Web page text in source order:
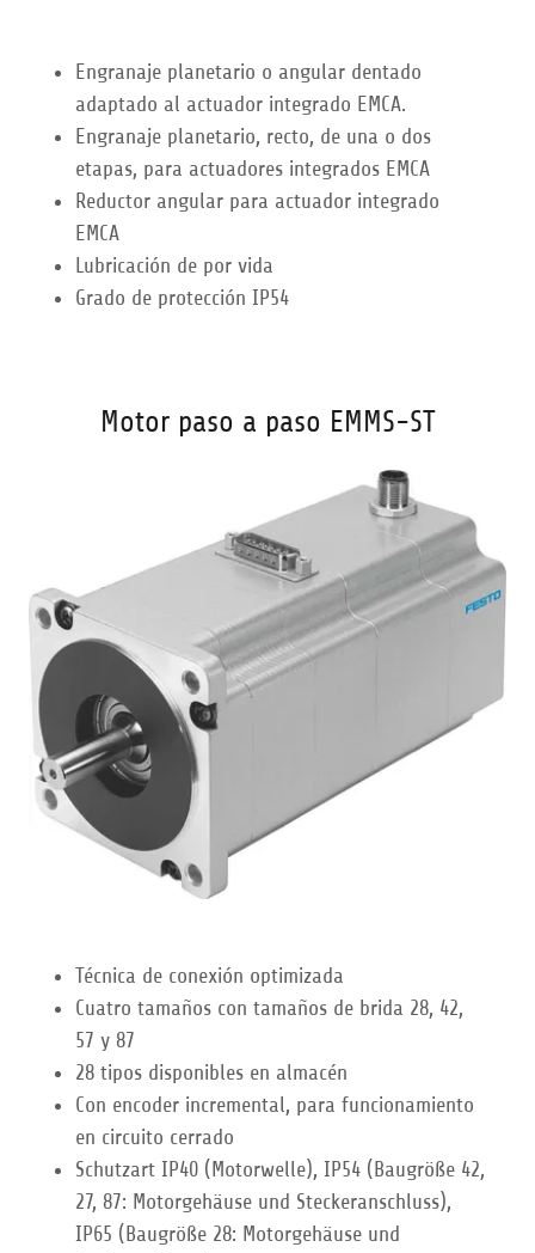
Engranaje planetario o angular dentado
adaptado al actuador integrado EMCA.
Engranaje planetario, recto, de una o dos
etapas, para actuadores integrados EMCA
Reductor angular para actuador integrado
EMCA
Lubricación de por vida
Grado de protección IP54
Motor paso a paso EMMS-ST
Técnica de conexión optimizada
Cuatro tamaños con tamaños de brida 28, 42,
57 y 87
28 tipos disponibles en almacén
Con encoder incremental, para funcionamiento
en circuito cerrado
Schutzart IP40 (Motorwelle), IP54 (Baugröße 42,
27, 87: Motorgehäuse und Steckeranschluss),
IP65 (Baugröße 28: Motorgehäuse und